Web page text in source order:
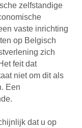
zelfstandige
vaste inrichting
op Belgisch
zich
feit dat
niet om dit als
Een
dat u op